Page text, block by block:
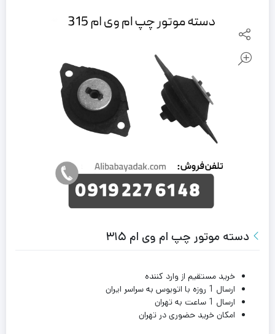
دسته موتور چپ ام وی ام ۳۱۵
خرید مستقیم از وارد کننده
ارسال 1 روزه با اتوبوس به سراسر ایران
ارسال 1 ساعت به تهران
امکان خرید حضوری در تهران